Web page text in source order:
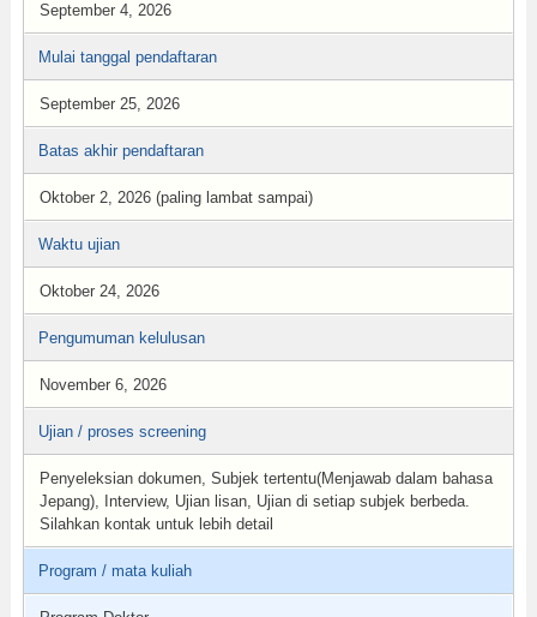
September 4, 2026
Mulai tanggal pendaftaran
September 25, 2026
Batas akhir pendaftaran
Oktober 2, 2026 (paling lambat sampai)
Waktu ujian
Oktober 24, 2026
Pengumuman kelulusan
November 6, 2026
Ujian / proses screening
Penyeleksian dokumen, Subjek tertentu(Menjawab dalam bahasa
Jepang), Interview, Ujian lisan, Ujian di setiap subjek berbeda.
Silahkan kontak untuk lebih detail
Program / mata kuliah